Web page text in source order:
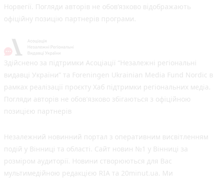
Норвегії. Погляди авторів не обов’язково відображають
офіційну позицію партнерів програми.
Здійснено за підтримки Асоціації “Незалежні регіональні
видавці України” та Foreningen Ukrainian Media Fund Nordic в
рамках реалізації проєкту Хаб підтримки регіональних медіа.
Погляди авторів не обов'язково збігаються з офіційною
позицією партнерів
Незалежний новинний портал з оперативним висвітленням
подій у Вінниці та області. Сайт новин №1 у Вінниці за
розміром аудиторії. Новини створюються для Вас
мультимедійною редакцією RIA та 20minut.ua. Ми